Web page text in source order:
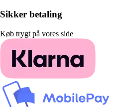
Sikker betaling
Køb trygt på vores side